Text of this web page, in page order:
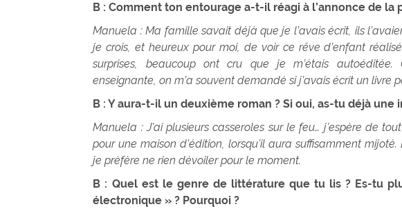
B : Comment ton entourage a-t-il réagi à l’annonce de la
Manuela : Ma famille savait déjà que je l’avais écrit, ils
je crois, et heureux pour moi, de voir ce rêve d’enfant
surprises, beaucoup ont cru que je m’étais
enseignante, on m’a souvent demandé si j’avais écrit un livre
B : Y aura-t-il un deuxième roman ? Si oui, as-tu déjà une
Manuela : J’ai plusieurs casseroles sur le feu… j’espère de
pour une maison d’édition, lorsqu’il aura suffisamment
je préfère ne rien dévoiler pour le moment.
B : Quel est le genre de littérature que tu lis ? Es-tu
électronique » ? Pourquoi ?